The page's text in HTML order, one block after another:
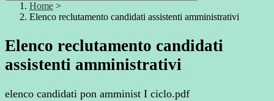
Home >
Elenco reclutamento candidati assistenti amministrativi
Elenco reclutamento candidati
assistenti amministrativi
elenco candidati pon amminist I ciclo.pdf